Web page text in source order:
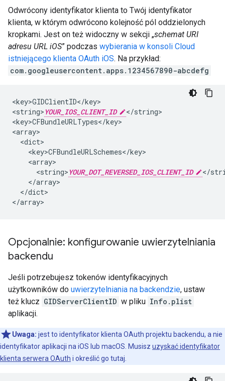
Odwrócony identyfikator klienta to Twój identyfikator
klienta, w którym odwrócono kolejność pól oddzielonych
kropkami. Jest on też widoczny w sekcji „schemat URI
adresu URL iOS” podczas wybierania w konsoli Cloud
istniejącego klienta OAuth iOS. Na przykład:
com.googleusercontent.apps.1234567890-abcdefg
<key>GIDClientID</key>
<string> YOUR_IOS_CLIENT_ID
</string>
<key>CFBundleURLTypes</key>
<array>
  <dict>
    <key>CFBundleURLSchemes</key>
    <array>
      <string>
YOUR_DOT_REVERSED_IOS_CLIENT_ID
</
    </array>
  </dict>
</array>
Opcjonalnie: konfigurowanie uwierzytelniania
backendu
Jeśli potrzebujesz tokenów identyfikacyjnych
użytkowników do uwierzytelniania na backendzie, ustaw
też klucz GIDServerClientID w pliku Info.plist
aplikacji.
Uwaga: jest to identyfikator klienta OAuth projektu backendu, a nie
identyfikator aplikacji na iOS lub macOS. Musisz uzyskać identyfikator
klienta serwera OAuth i określić go tutaj.